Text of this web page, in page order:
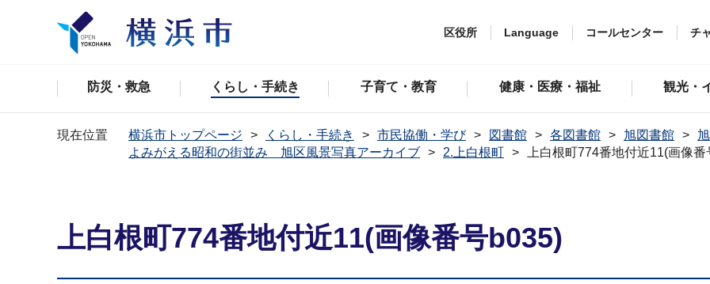
区役所 Language コールセンター チ
防災・救急 くらし・手続き 子育て・教育 健康・医療・福祉 観光・
現在位置 横浜市トップページ くらし・手続き 市民協働・学び 図書館 各図書館 旭図書館
よみがえる昭和の街並み 旭区風景写真アーカイブ
2.上白根町 上白根町774番地付近11(画像
上白根町774番地付近11(画像番号b035)